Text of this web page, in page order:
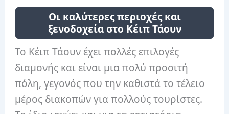
Οι καλύτερες περιοχές και
ξενοδοχεία στο Κέιπ Τάουν
Το Κέιπ Τάουν έχει πολλές επιλογές
διαμονής και είναι μια πολύ προσιτή
πόλη, γεγονός που την καθιστά το τέλειο
μέρος διακοπών για πολλούς τουρίστες.